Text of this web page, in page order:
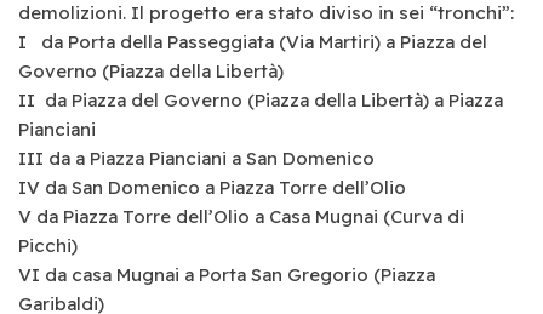
demolizioni. Il progetto era stato diviso in sei “tronchi”:
I da Porta della Passeggiata (Via Martiri) a Piazza del
Governo (Piazza della Libertà)
II da Piazza del Governo (Piazza della Libertà) a Piazza
Pianciani
III da a Piazza Pianciani a San Domenico
IV da San Domenico a Piazza Torre dell’Olio
V da Piazza Torre dell’Olio a Casa Mugnai (Curva di
Picchi)
VI da casa Mugnai a Porta San Gregorio (Piazza
Garibaldi)